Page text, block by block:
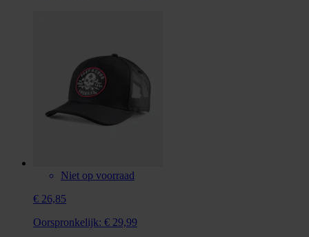
Niet op voorraad
€ 26,85
Oorspronkelijk: € 29,99